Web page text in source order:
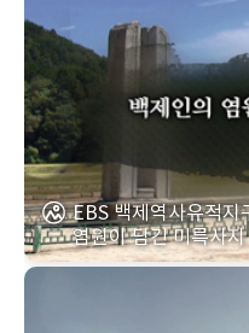
EBS 백제역사유적지
염원이 담긴 미륵사지